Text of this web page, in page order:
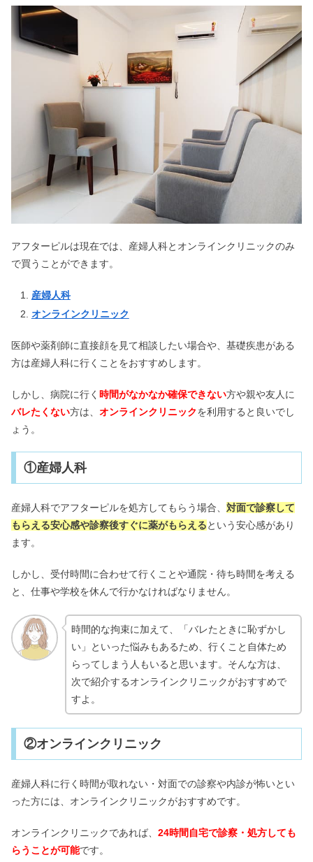
アフターピルは現在では、産婦人科とオンラインクリニックのみ
で買うことができます。
産婦人科
オンラインクリニック
医師や薬剤師に直接顔を見て相談したい場合や、基礎疾患がある
方は産婦人科に行くことをおすすめします。
しかし、病院に行く 時間がなかなか確保できない方や親や友人に
バレたくない方は、 オンラインクリニックを利用すると良いでし
ょう。
①産婦人科
産婦人科でアフターピルを処方してもらう場合、 対面で診察して
もらえる安心感や診察後すぐに薬がもらえるという安心感があり
ます。
しかし、受付時間に合わせて行くことや通院・待ち時間を考える
と、仕事や学校を休んで行かなければなりません。
時間的な拘束に加えて、「バレたときに恥ずかし
い」といった悩みもあるため、行くこと自体ため
らってしまう人もいると思います。そんな方は、
次で紹介するオンラインクリニックがおすすめで
すよ。
②オンラインクリニック
産婦人科に行く時間が取れない・対面での診察や内診が怖いとい
った方には、オンラインクリニックがおすすめです。
オンラインクリニックであれば、 24時間自宅で診察・処方しても
らうことが可能です。